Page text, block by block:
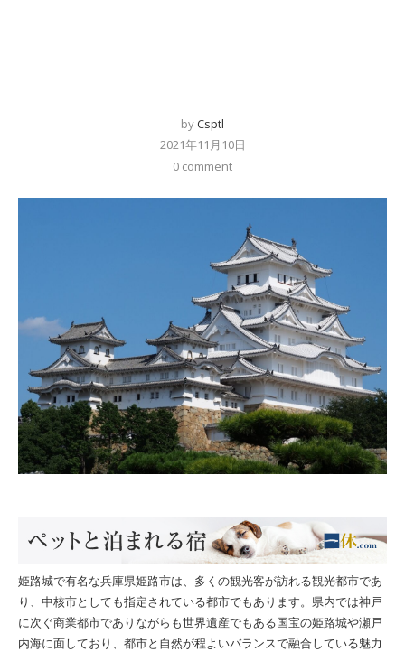
byCsptl
2021年11月10日
0 comment
姫路城で有名な兵庫県姫路市は、多くの観光客が訪れる観光都市であ
り、中核市としても指定されている都市でもあります。県内では神戸
に次ぐ商業都市でありながらも世界遺産でもある国宝の姫路城や瀬戸
内海に面しており、都市と自然が程よいバランスで融合している魅力